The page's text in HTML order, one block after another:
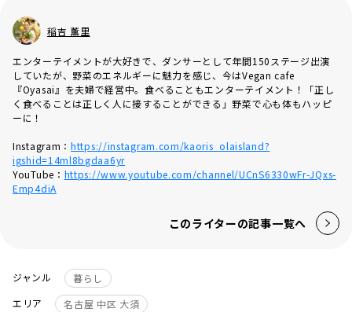
稲吉 薫里
エンターテイメントが大好きで、ダンサーとして年間150ステージ出演
していたが、野菜のエネルギーに魅力を感じ、今はVegan cafe
『Oyasai』を夫婦で経営中。食べることもエンターテイメント！「正し
く食べることは正しく人に接することができる」野菜で心も体もハッピ
ーに！
Instagram： https://instagram.com/kaoris_olaisland?
igshid=14ml8bgdaa6yr
YouTube： https://www.youtube.com/channel/UCnS6330wFr-JQxs-
Emp4diA
このライターの記事一覧へ
ジャンル
暮らし
エリア
名古屋 中区 大須